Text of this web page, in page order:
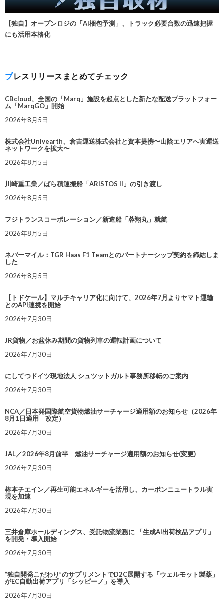
【独自】オープンロジの「AI梱包予測」、トラック必要台数の迅速把握
にも活用本格化
プレスリリースまとめてチェック
CBcloud、全国の「Marq」施設を起点とした新たな配送プラットフォー
ム「MarqGO」開始
2026年8月5日
株式会社Univearth、倉吉運送株式会社と資本提携〜山陰エリアへ実運送
ネットワークを拡大〜
2026年8月5日
川崎重工業／ばら積運搬船「ARISTOS II」の引き渡し
2026年8月5日
フジトランスコーポレーション／新造船「蓉翔丸」就航
2026年8月5日
ネバーマイル：TGR Haas F1 Teamとのパートナーシップ契約を締結しま
した
2026年8月5日
【トドケール】マルチキャリア化に向けて、2026年7月よりヤマト運輸
とのAPI連携を開始
2026年7月30日
JR貨物／お盆休み期間の貨物列車の運転計画について
2026年7月30日
にしてつドイツ現地法人 シュツットガルト事務所移転のご案内
2026年7月30日
NCA／日本発国際航空貨物燃油サーチャージ適用額のお知らせ（2026年
8月1日適用 改定）
2026年7月30日
JAL／2026年8月前半 燃油サーチャージ適用額のお知らせ(変更)
2026年7月30日
椿本チエイン／再生可能エネルギーを活用し、カーボンニュートラル実
現を加速
2026年7月30日
三井倉庫ホールディングス、受託物流業務に 「生成AI出荷検品アプリ」
を開発・導入開始
2026年7月30日
“独自開発こだわり”のサプリメントでD2C展開する「ウェルモット製薬」
がEC自動出荷アプリ「シッピーノ」を導入
2026年7月30日